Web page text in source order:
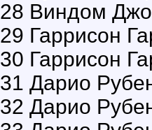
28 Виндом
29 Гаррисон
30 Гаррисон
31 Дарио
32 Дарио